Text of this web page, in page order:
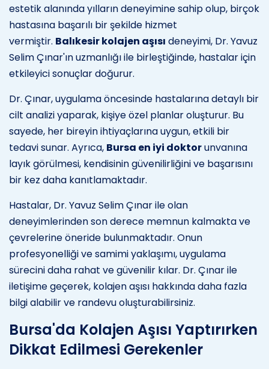
estetik alanında yılların deneyimine sahip olup, birçok
hastasına başarılı bir şekilde hizmet
vermiştir. Balıkesir kolajen aşısı deneyimi, Dr. Yavuz
Selim Çınar'ın uzmanlığı ile birleştiğinde, hastalar için
etkileyici sonuçlar doğurur.
Dr. Çınar, uygulama öncesinde hastalarına detaylı bir
cilt analizi yaparak, kişiye özel planlar oluşturur. Bu
sayede, her bireyin ihtiyaçlarına uygun, etkili bir
tedavi sunar. Ayrıca, Bursa en iyi doktorunvanına
layık görülmesi, kendisinin güvenilirliğini ve başarısını
bir kez daha kanıtlamaktadır.
Hastalar, Dr. Yavuz Selim Çınar ile olan
deneyimlerinden son derece memnun kalmakta ve
çevrelerine öneride bulunmaktadır. Onun
profesyonelliği ve samimi yaklaşımı, uygulama
sürecini daha rahat ve güvenilir kılar. Dr. Çınar ile
iletişime geçerek, kolajen aşısı hakkında daha fazla
bilgi alabilir ve randevu oluşturabilirsiniz.
Bursa'da Kolajen Aşısı Yaptırırken
Dikkat Edilmesi Gerekenler